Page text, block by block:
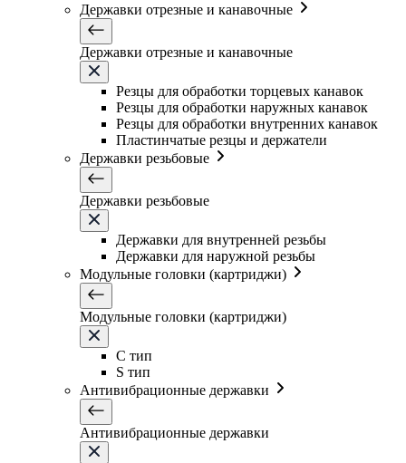
Державки отрезные и канавочные
Державки отрезные и канавочные
Резцы для обработки торцевых канавок
Резцы для обработки наружных канавок
Резцы для обработки внутренних канавок
Пластинчатые резцы и держатели
Державки резьбовые
Державки резьбовые
Державки для внутренней резьбы
Державки для наружной резьбы
Модульные головки (картриджи)
Модульные головки (картриджи)
C тип
S тип
Антивибрационные державки
Антивибрационные державки